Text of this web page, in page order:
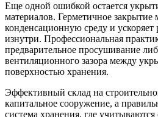
Еще одной ошибкой остается
материалов. Герметичное закрытие
конденсационную среду и ускоряет
изнутри. Профессиональная
предварительное просушивание
вентиляционного зазора между
поверхностью хранения.
Эффективный склад на
капитальное сооружение, а
система хранения, где